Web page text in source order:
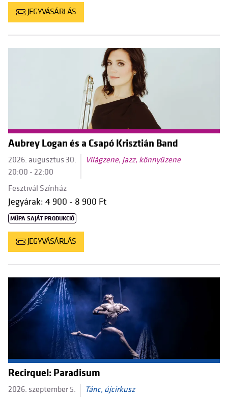
JEGYVÁSÁRLÁS
Aubrey Logan és a Csapó Krisztián Band
2026. augusztus 30.
20:00 - 22:00
Világzene, jazz, könnyűzene
Fesztivál Színház
Jegyárak: 4 900 - 8 900 Ft
MÜPA SAJÁT PRODUKCIÓ
JEGYVÁSÁRLÁS
Recirquel: Paradisum
2026. szeptember 5.
Tánc, újcirkusz